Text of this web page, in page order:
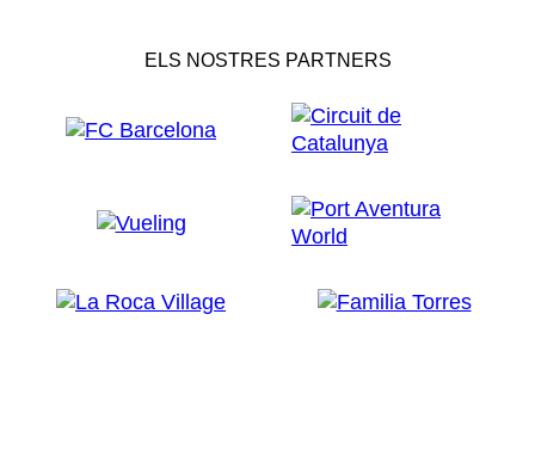
ELS NOSTRES PARTNERS